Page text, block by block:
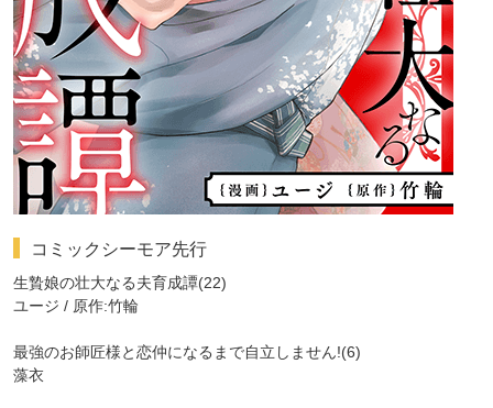
コミックシーモア先行
生贄娘の壮大なる夫育成譚(22)
ユージ / 原作:竹輪
最強のお師匠様と恋仲になるまで自立しません!(6)
藻衣